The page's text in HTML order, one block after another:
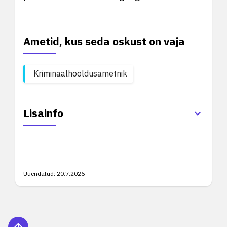
Ametid, kus seda oskust on vaja
Kriminaalhooldusametnik
Lisainfo
Uuendatud: 20.7.2026